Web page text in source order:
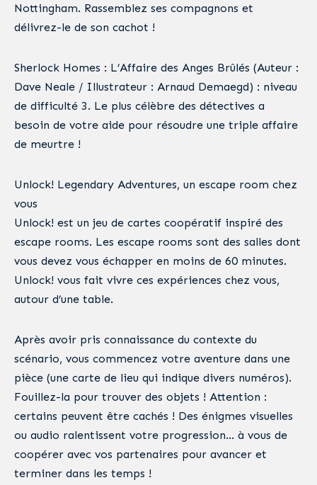
Nottingham. Rassemblez ses compagnons et
délivrez-le de son cachot !
Sherlock Homes : L’Affaire des Anges Brûlés (Auteur :
Dave Neale / Illustrateur : Arnaud Demaegd) : niveau
de difficulté 3. Le plus célèbre des détectives a
besoin de votre aide pour résoudre une triple affaire
de meurtre !
Unlock! Legendary Adventures, un escape room chez
vous
Unlock! est un jeu de cartes coopératif inspiré des
escape rooms. Les escape rooms sont des salles dont
vous devez vous échapper en moins de 60 minutes.
Unlock! vous fait vivre ces expériences chez vous,
autour d’une table.
Après avoir pris connaissance du contexte du
scénario, vous commencez votre aventure dans une
pièce (une carte de lieu qui indique divers numéros).
Fouillez-la pour trouver des objets ! Attention :
certains peuvent être cachés ! Des énigmes visuelles
ou audio ralentissent votre progression… à vous de
coopérer avec vos partenaires pour avancer et
terminer dans les temps !